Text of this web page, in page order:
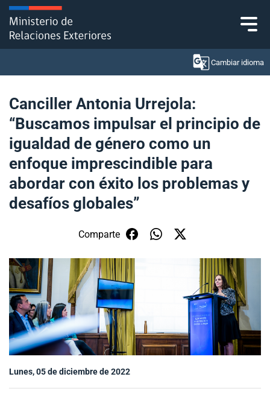
Click acá para ir directamente al contenido
Cambiar idioma
Ministerio
Política Exterior
Embajadas y consulados
Servicios ciudadanos
Subsecretaría de Relaciones Económicas
Internacionales
Sala de prensa
modo claro
Canciller Antonia Urrejola:
“Buscamos impulsar el principio de
igualdad de género como un
enfoque imprescindible para
abordar con éxito los problemas y
desafíos globales”
Comparte
Lunes, 05 de diciembre de 2022